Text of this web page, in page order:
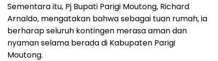
Sementara itu, Pj Bupati Parigi Moutong, Richard
Arnaldo, mengatakan bahwa sebagai tuan rumah, ia
berharap seluruh kontingen merasa aman dan
nyaman selama berada di Kabupaten Parigi
Moutong.